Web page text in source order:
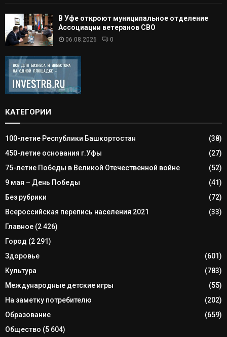
В Уфе откроют муниципальное отделение
Ассоциации ветеранов СВО
06.08.2026 0
КАТЕГОРИИ
100-летие Республики Башкортостан
(38)
450-летие основания г.Уфы
(27)
75-летие Победы в Великой Отечественной войне
(52)
9 мая – День Победы
(41)
Без рубрики
(72)
Всероссийская перепись населения 2021
(33)
Главное (2 426)
Город (2 291)
Здоровье
(601)
Культура
(783)
Международные детские игры
(55)
На заметку потребителю
(202)
Образование
(659)
Общество (5 604)